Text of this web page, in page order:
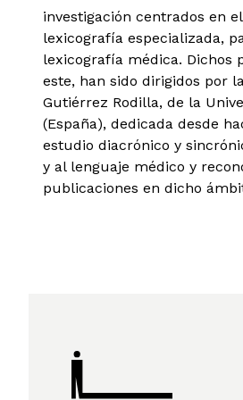
investigación centrados en
lexicografía especializada,
lexicografía médica. Dichos
este, han sido dirigidos por
Gutiérrez Rodilla, de la
(España), dedicada desde
estudio diacrónico y
y al lenguaje médico y
publicaciones en dicho